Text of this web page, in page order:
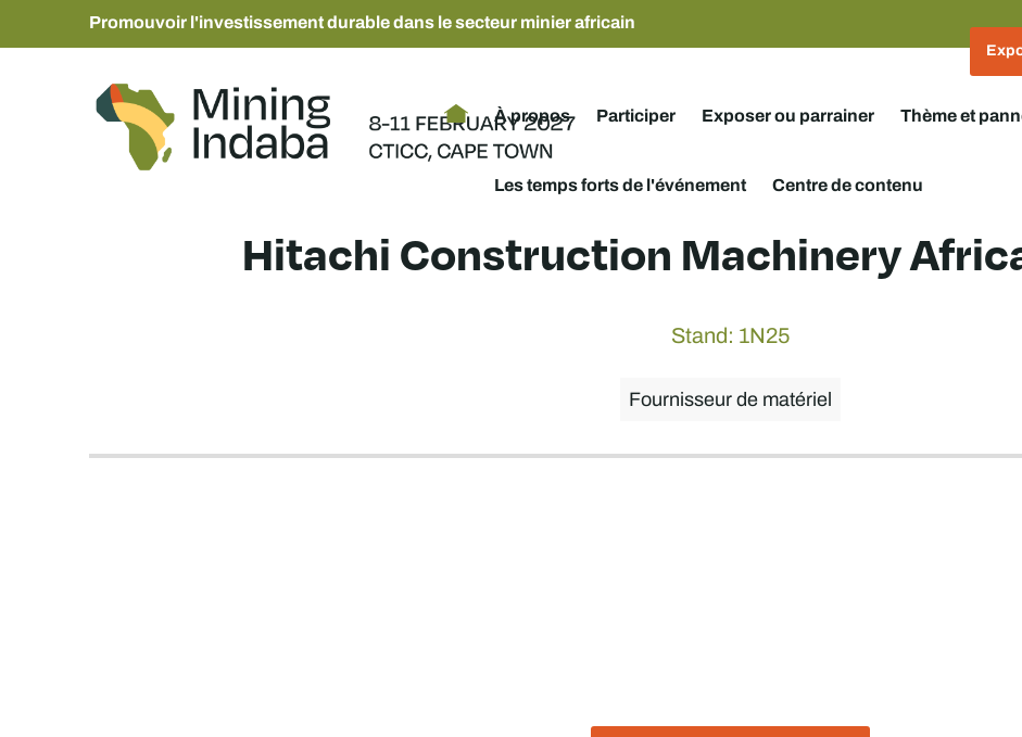
Promouvoir l'investissement durable dans le secteur minier africain
À propos Participer Exposer ou parrainer Thème et
Les temps forts de l'événement Centre de contenu
Hitachi Construction Machinery
Stand: 1N25
Fournisseur de matériel